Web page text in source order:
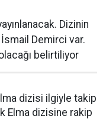
Dizinin
İsmail Demirci var.
belirtiliyor
dizisi ilgiyle takip
Elma dizisine rakip